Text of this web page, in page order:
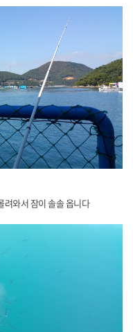
려와서 잠이 솔솔 옵니다